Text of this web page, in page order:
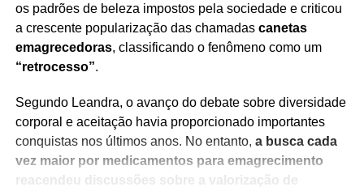
os padrões de beleza impostos pela sociedade e criticou
a crescente popularização das chamadas canetas
emagrecedoras, classificando o fenômeno como um
“retrocesso”.
Segundo Leandra, o avanço do debate sobre diversidade
corporal e aceitação havia proporcionado importantes
conquistas nos últimos anos. No entanto, a busca cada
vez maior por medicamentos para emagrecimento
reacendeu discussões sobre a valorização de